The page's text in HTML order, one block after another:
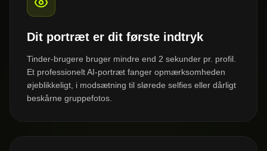
Dit portræt er dit første indtryk
Tinder-brugere bruger mindre end 2 sekunder pr. profil.
Et professionelt AI-portræt fanger opmærksomheden
øjeblikkeligt, i modsætning til slørede selfies eller dårligt
beskårne gruppefotos.